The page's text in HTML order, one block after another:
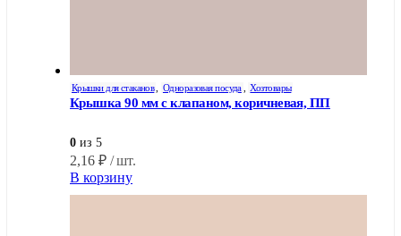
Крышки для стаканов Одноразовая посуда Хозтовары
Крышка 90 мм с клапаном, коричневая, ПП
0 из 5
2,16 ₽ / шт.
В корзину